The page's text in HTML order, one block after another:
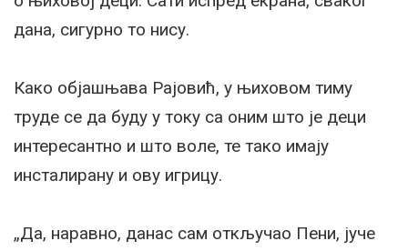
дана, сигурно то нису.
Како објашњава Рајовић, у њиховом тиму
труде се да буду у току са оним што је деци
интересантно и што воле, те тако имају
инсталирану и ову игрицу.
„Да, наравно, данас сам откључао Пени, јуче